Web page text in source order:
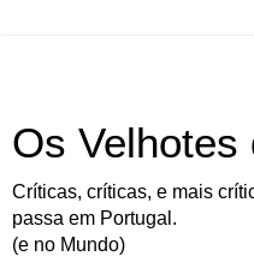
Os Velhotes
Críticas, críticas, e mais
passa em Portugal.
(e no Mundo)